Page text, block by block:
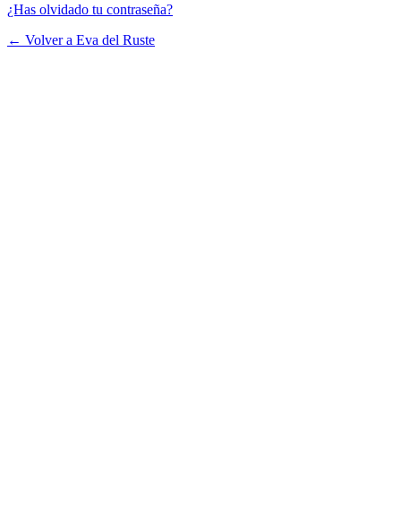
¿Has olvidado tu contraseña?
← Volver a Eva del Ruste